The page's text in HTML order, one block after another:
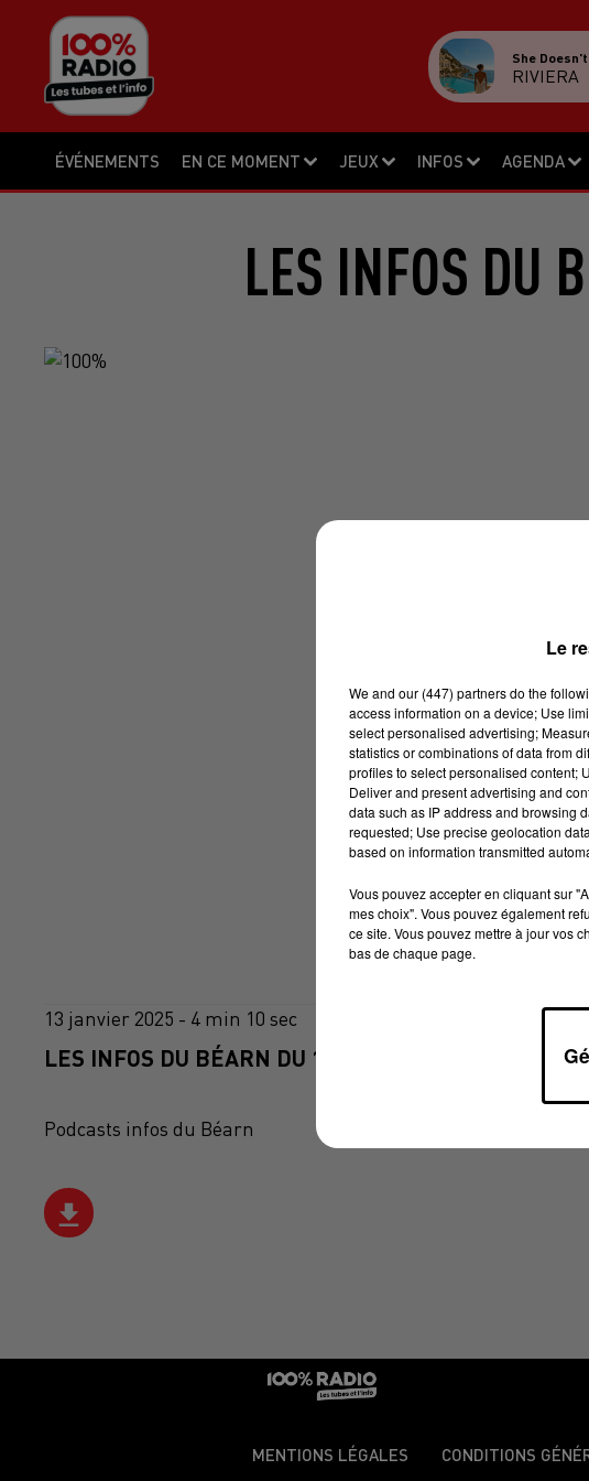
ÉVÉNEMENTS EN CE MOMENT JEUX INFOS AGENDA
She
RIVIERA
LES INFOS DU
13 janvier 2025 - 4 min 10 sec
LES INFOS DU BÉARN DU 13/01/2025 À 07H30
Podcasts infos du Béarn
MENTIONS LÉGALES CONDITIONS
Le
We and our (447) partnersdo the
access information on a device; Use
select personalised advertising;
statistics or combinations of data from
profiles to select personalised content;
Deliver and present advertising and
data such as IP address and browsing
requested; Use precise geolocation
based on information transmitted
Vous pouvez accepter en cliquant sur
mes choix". Vous pouvez également
ce site. Vous pouvez mettre à jour vos
bas de chaque page.